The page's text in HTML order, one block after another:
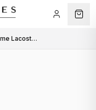
Montre Femme Lacoste Crocorigin 2001356 bracelet acier doré cadran vert